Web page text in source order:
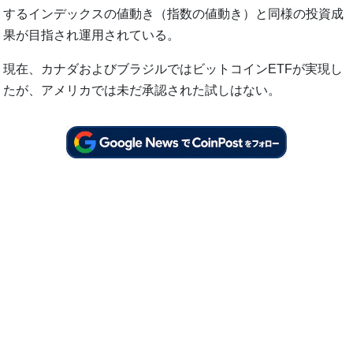
するインデックスの値動き（指数の値動き）と同様の投資成
果が目指され運用されている。
現在、カナダおよびブラジルではビットコインETFが実現し
たが、アメリカでは未だ承認された試しはない。